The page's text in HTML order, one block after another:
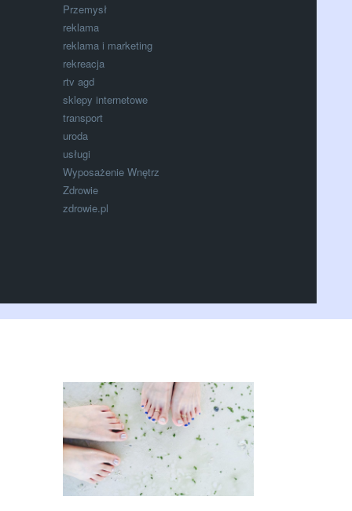
Przemysł
reklama
reklama i marketing
rekreacja
rtv agd
sklepy internetowe
transport
uroda
usługi
Wyposażenie Wnętrz
Zdrowie
zdrowie.pl